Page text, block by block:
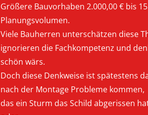
Größere Bauvorhaben 2.000,00 € bis
Planungsvolumen.
Viele Bauherren unterschätzen diese
ignorieren die Fachkompetenz und
schön wärs.
Doch diese Denkweise ist spätestens
nach der Montage Probleme kommen,
das ein Sturm das Schild abgerissen